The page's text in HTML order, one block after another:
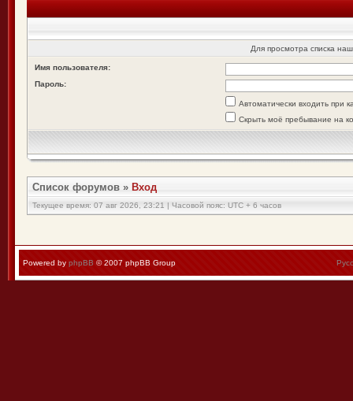
Для просмотра списка
Имя пользователя:
Пароль:
Автоматически входить при
Скрыть моё пребывание на
Список форумов » Вход
Текущее время: 07 авг 2026, 23:21 | Часовой пояс: UTC + 6 часов
Powered by phpBB © 2007 phpBB Group